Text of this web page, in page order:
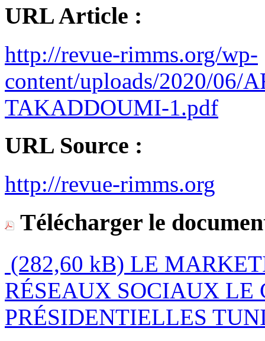
URL Article :
http://revue-rimms.org/wp-
content/uploads/2020/06/
TAKADDOUMI-1.pdf
URL Source :
http://revue-rimms.org
Télécharger le
(282,60 kB) LE
RÉSEAUX SOCIAUX LE
PRÉSIDENTIELLES